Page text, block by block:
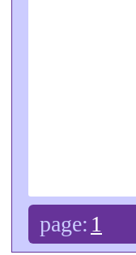
page: 1